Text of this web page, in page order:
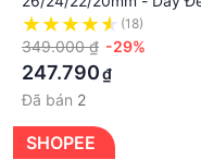
Đồng Hồ SAM003NW -
Da Bò Có Nhiều Màu Sắc
Lựa Chọn
(18)
349.000 ₫ -29%
247.790₫
Đã bán 2
SHOPEE